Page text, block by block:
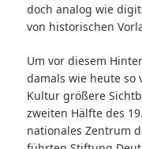
doch analog wie
von historischen
Um vor diesem
damals wie heute
Kultur größere
zweiten Hälfte des
nationales Zentrum